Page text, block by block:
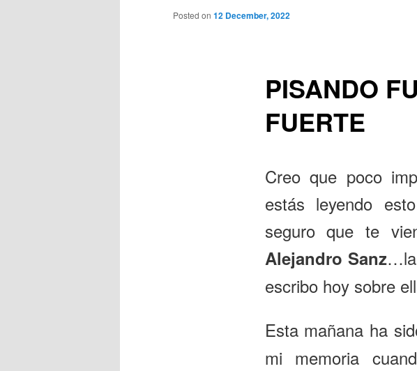
primary
PISANDO
FUERTE
Posted on 12 December, 2022
Creo que poco
estás leyendo
seguro que te
Alejandro Sanz…la
escribo hoy sobre
Esta mañana ha
mi memoria